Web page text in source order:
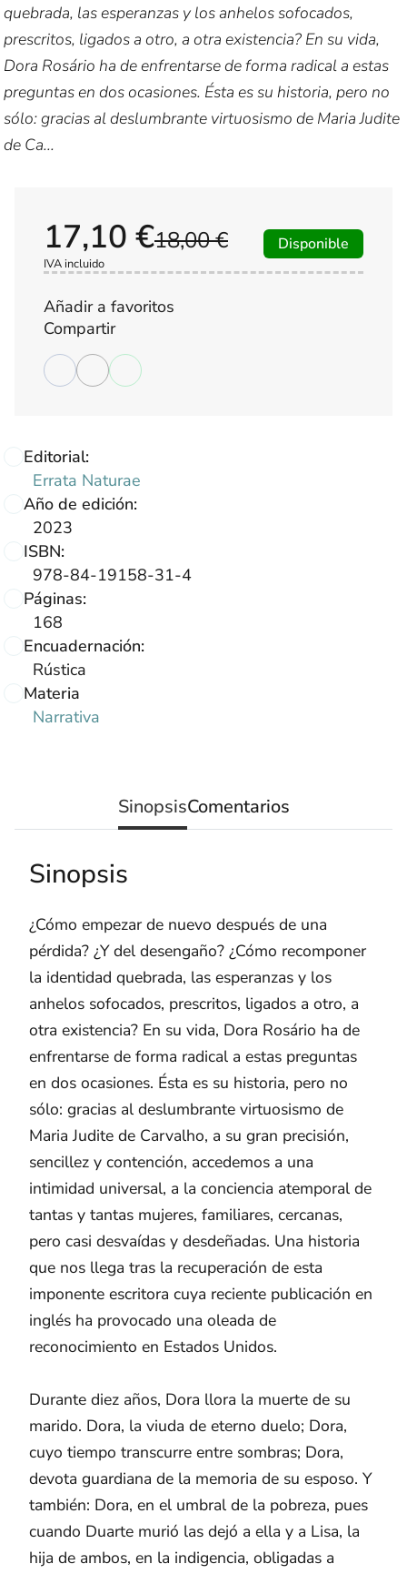
quebrada, las esperanzas y los anhelos sofocados,
prescritos, ligados a otro, a otra existencia? En su vida,
Dora Rosário ha de enfrentarse de forma radical a estas
preguntas en dos ocasiones. Ésta es su historia, pero no
sólo: gracias al deslumbrante virtuosismo de Maria Judite
de Ca...
Editorial:
Errata Naturae
Año de edición:
2023
ISBN:
978-84-19158-31-4
Páginas:
168
Encuadernación:
Rústica
Materia
Narrativa
18,00 €
17,10 €
IVA incluido
Disponible
Añadir a favoritos
Compartir
SinopsisComentarios
Sinopsis
¿Cómo empezar de nuevo después de una
pérdida? ¿Y del desengaño? ¿Cómo recomponer
la identidad quebrada, las esperanzas y los
anhelos sofocados, prescritos, ligados a otro, a
otra existencia? En su vida, Dora Rosário ha de
enfrentarse de forma radical a estas preguntas
en dos ocasiones. Ésta es su historia, pero no
sólo: gracias al deslumbrante virtuosismo de
Maria Judite de Carvalho, a su gran precisión,
sencillez y contención, accedemos a una
intimidad universal, a la conciencia atemporal de
tantas y tantas mujeres, familiares, cercanas,
pero casi desvaídas y desdeñadas. Una historia
que nos llega tras la recuperación de esta
imponente escritora cuya reciente publicación en
inglés ha provocado una oleada de
reconocimiento en Estados Unidos.
Durante diez años, Dora llora la muerte de su
marido. Dora, la viuda de eterno duelo; Dora,
cuyo tiempo transcurre entre sombras; Dora,
devota guardiana de la memoria de su esposo. Y
también: Dora, en el umbral de la pobreza, pues
cuando Duarte murió las dejó a ella y a Lisa, la
hija de ambos, en la indigencia, obligadas a